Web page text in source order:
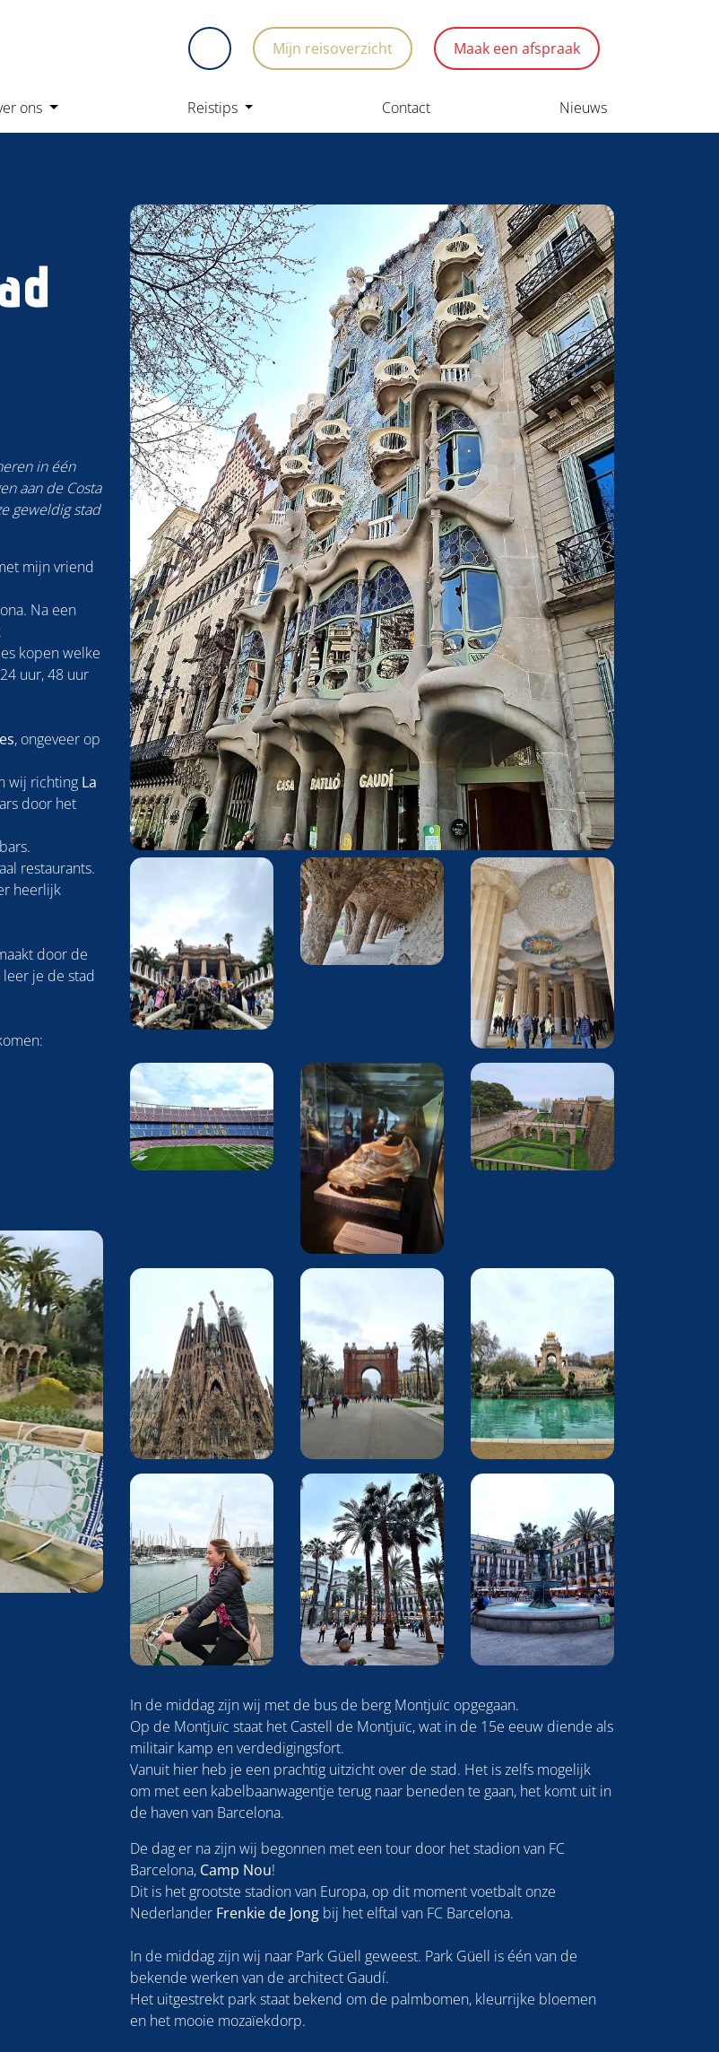
Mijn reisoverzicht
Maak een afspraak
ons Reistips Contact Nieuws
in één
aan de Costa
geweldig stad
mijn vriend
Na een
kopen welke
uur, 48 uur
, ongeveer op
wij richting La
door het
restaurants.
heerlijk
door de
je de stad
Foto
overslaan
In de middag zijn wij met de bus de berg Montjuïc opgegaan.
Op de Montjuïc staat het Castell de Montjuïc, wat in de 15e eeuw diende als
militair kamp en verdedigingsfort.
Vanuit hier heb je een prachtig uitzicht over de stad. Het is zelfs mogelijk
om met een kabelbaanwagentje terug naar beneden te gaan, het komt uit in
de haven van Barcelona.
De dag er na zijn wij begonnen met een tour door het stadion van FC
Barcelona, Camp Nou!
Dit is het grootste stadion van Europa, op dit moment voetbalt onze
Nederlander Frenkie de Jong bij het elftal van FC Barcelona.
In de middag zijn wij naar Park Güell geweest. Park Güell is één van de
bekende werken van de architect Gaudí.
Het uitgestrekt park staat bekend om de palmbomen, kleurrijke bloemen
en het mooie mozaïekdorp.